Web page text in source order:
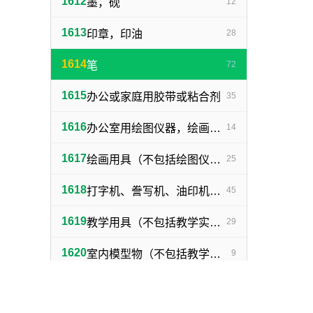
墨，砚
1613印章，印油 28
1614笔 72
1615办公或家庭用胶带或粘合剂 35
1616 办公室用绘图仪器，绘画仪器 14
1617 绘画用具（不包括绘图仪器，笔） 25
1618 打字机、誊写机、油印机及其附件（包括印刷铅字、印版） 45
1619 教学用具（不包括教学实验用仪器） 29
1620 室内模型物（不包括教学用模型标本） 9